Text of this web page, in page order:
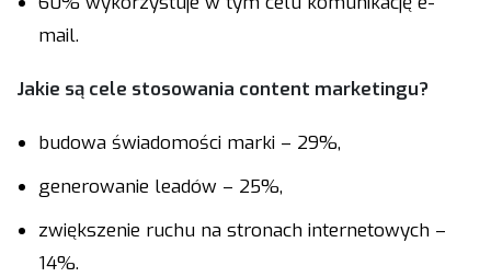
mail.
Jakie są cele stosowania content marketingu?
budowa świadomości marki – 29%,
generowanie leadów – 25%,
zwiększenie ruchu na stronach internetowych –
14%.